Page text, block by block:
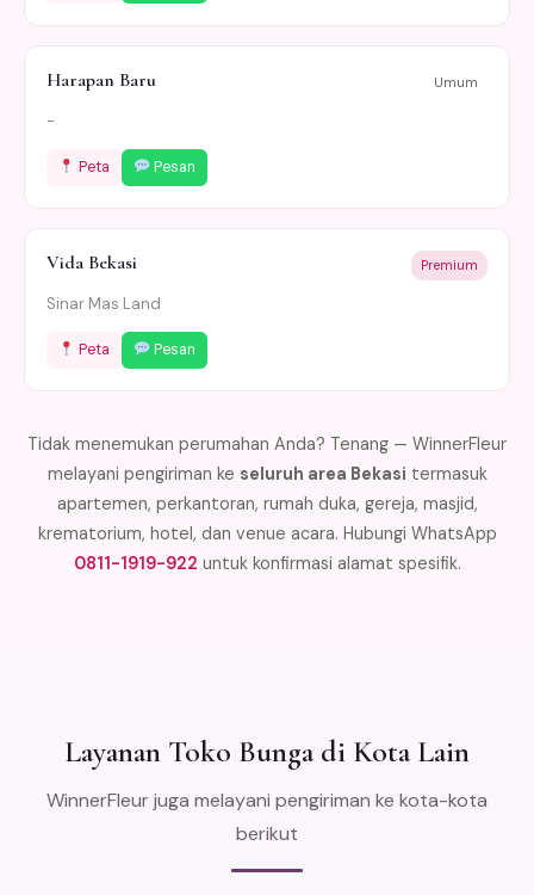
Harapan Baru Umum
-
Peta Pesan
Vida Bekasi Premium
Sinar Mas Land
Peta Pesan
Tidak menemukan perumahan Anda? Tenang — WinnerFleur
melayani pengiriman ke seluruh area Bekasi termasuk
apartemen, perkantoran, rumah duka, gereja, masjid,
krematorium, hotel, dan venue acara. Hubungi WhatsApp
0811-1919-922 untuk konfirmasi alamat spesifik.
Layanan Toko Bunga di Kota Lain
WinnerFleur juga melayani pengiriman ke kota-kota
berikut